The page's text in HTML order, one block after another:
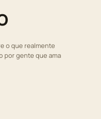
o que realmente
por gente que ama